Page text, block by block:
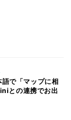
で「マップに相
との連携でお出